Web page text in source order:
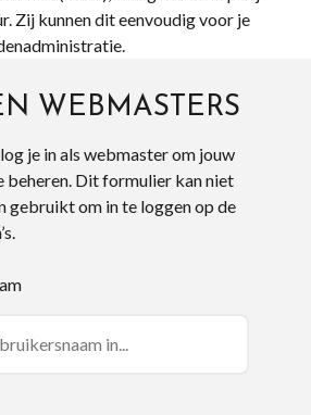
Zij kunnen dit eenvoudig voor je
WEBMASTERS
je in als webmaster om jouw
beheren. Dit formulier kan niet
gebruikt om in te loggen op de